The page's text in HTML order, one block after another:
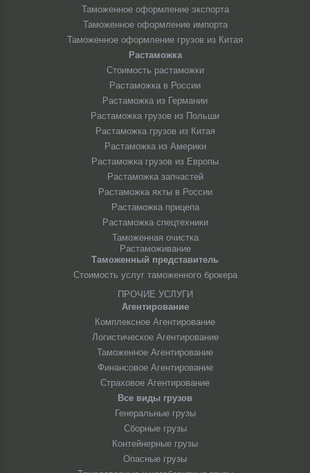
Таможенное оформление экспорта
Таможенное оформление импорта
Таможенное оформление грузов из Китая
Растаможка
Стоимость растаможки
Растаможка в России
Растаможка из Германии
Растаможка грузов из Польши
Растаможка грузов из Китая
Растаможка из Америки
Растаможка грузов из Европы
Растаможка запчастей
Растаможка яхты в России
Растаможка прицепа
Растаможка спецтехники
Таможенная очистка
Растаможивание
Таможенный представитель
Стоимость услуг таможенного брокера
ПРОЧИЕ УСЛУГИ
Агентирование
Комплексное Агентирование
Логистическое Агентирование
Таможенное Агентирование
Финансовое Агентирование
Страховое Агентирование
Все виды грузов
Генеральные грузы
Сборные грузы
Контейнерные грузы
Опасные грузы